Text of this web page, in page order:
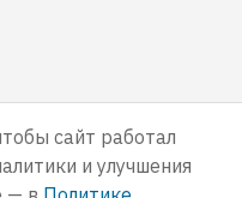
сайт, а также вся
предоставленная на нём,
характер и ни при каких
определяемой
Российской
сайт работал
и улучшения